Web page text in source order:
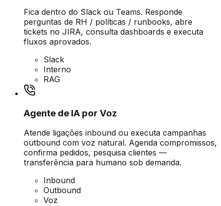
Fica dentro do Slack ou Teams. Responde
perguntas de RH / políticas / runbooks, abre
tickets no JIRA, consulta dashboards e executa
fluxos aprovados.
Slack
Interno
RAG
Agente de IA por Voz
Atende ligações inbound ou executa campanhas
outbound com voz natural. Agenda compromissos,
confirma pedidos, pesquisa clientes —
transferência para humano sob demanda.
Inbound
Outbound
Voz